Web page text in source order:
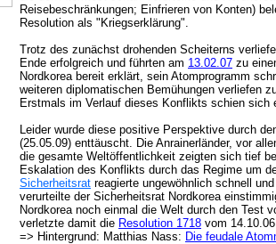
Reisebeschränkungen; Einfrieren von Konten)
Resolution als "Kriegserklärung".
Trotz des zunächst drohenden Scheiterns
Ende erfolgreich und führten am 13.02.07 zu
Nordkorea bereit erklärt, sein Atomprogramm
weiteren diplomatischen Bemühungen verliefen
Erstmals im Verlauf dieses Konflikts schien sich
Leider wurde diese positive Perspektive durch
(25.05.09) enttäuscht. Die Anrainerländer, vor
die gesamte Weltöffentlichkeit zeigten sich tief
Eskalation des Konflikts durch das Regime um
Sicherheitsrat reagierte ungewöhnlich schnell
verurteilte der Sicherheitsrat Nordkorea
Nordkorea noch einmal die Welt durch den Test
verletzte damit die Resolution 1718 vom
=> Hintergrund: Matthias Nass: Die feudale